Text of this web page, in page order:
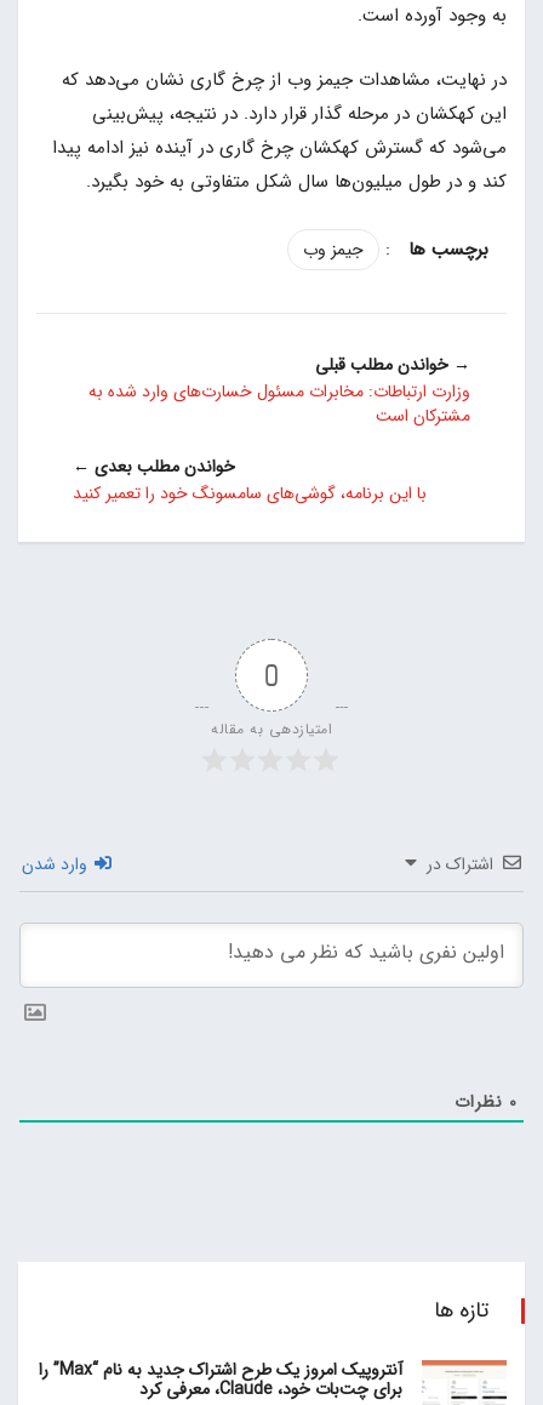
به وجود آورده است.
در نهایت، مشاهدات جیمز وب از چرخ گاری نشان می‌دهد که
این کهکشان در مرحله گذار قرار دارد. در نتیجه، پیش‌بینی
می‌شود که گسترش کهکشان چرخ گاری در آینده نیز ادامه پیدا
کند و در طول میلیون‌ها سال شکل متفاوتی به خود بگیرد.
: جیمز وب
→ خواندن مطلب قبلی
وزارت ارتباطات: مخابرات مسئول خسارت‌های وارد شده به
مشترکان است
خواندن مطلب بعدی ←
با این برنامه، گوشی‌های سامسونگ خود را تعمیر کنید
0
امتیازدهی به مقاله
اشتراک در وارد شدن
0 نظرات
تازه ها
آنتروپیک امروز یک طرح اشتراک جدید به نام “Max” را
برای چت‌بات خود، Claude، معرفی کرد